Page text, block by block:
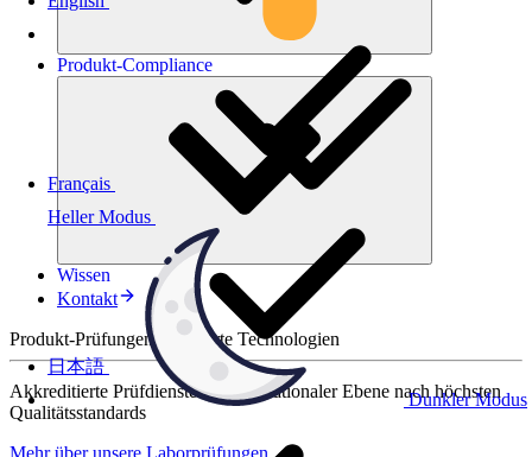
Heller Modus
Dunkler Modus
Français
日本語
Produkt-Compliance
Wissen
Kontakt
Produkt-Prüfungen für smarte Technologien
Akkreditierte Prüfdienste auf internationaler Ebene nach höchsten
Qualitätsstandards
Mehr über unsere Laborprüfungen